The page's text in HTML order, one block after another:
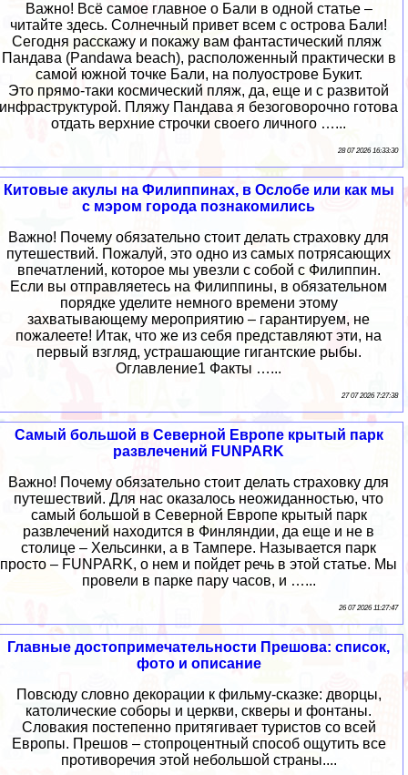
Важно! Всё самое главное о Бали в одной статье –
читайте здесь. Солнечный привет всем с острова Бали!
Сегодня расскажу и покажу вам фантастический пляж
Пандава (Pandawa beach), расположенный практически в
самой южной точке Бали, на полуострове Букит.
Это прямо-таки космический пляж, да, еще и с развитой
инфраструктурой. Пляжу Пандава я безоговорочно готова
отдать верхние строчки своего личного …...
28 07 2026 16:33:30
Китовые акулы на Филиппинах, в Ослобе или как мы
с мэром города познакомились
Важно! Почему обязательно стоит делать страховку для
путешествий. Пожалуй, это одно из самых потрясающих
впечатлений, которое мы увезли с собой с Филиппин.
Если вы отправляетесь на Филиппины, в обязательном
порядке уделите немного времени этому
захватывающему мероприятию – гарантируем, не
пожалеете! Итак, что же из себя представляют эти, на
первый взгляд, устрашающие гигантские рыбы.
Оглавление1 Факты …...
27 07 2026 7:27:38
Самый большой в Северной Европе крытый парк
развлечений FUNPARK
Важно! Почему обязательно стоит делать страховку для
путешествий. Для нас оказалось неожиданностью, что
самый большой в Северной Европе крытый парк
развлечений находится в Финляндии, да еще и не в
столице – Хельсинки, а в Тампере. Называется парк
просто – FUNPARK, о нем и пойдет речь в этой статье. Мы
провели в парке пару часов, и …...
26 07 2026 11:27:47
Главные достопримечательности Прешова: список,
фото и описание
Повсюду словно декорации к фильму-сказке: дворцы,
католические соборы и церкви, скверы и фонтаны.
Словакия постепенно притягивает туристов со всей
Европы. Прешов – стопроцентный способ ощутить все
противоречия этой небольшой страны....